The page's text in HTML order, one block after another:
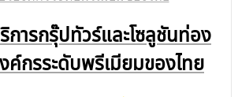
การกรุ๊ปทัวร์และโซลูชันท่อง
ค์กรระดับพรีเมียมของไทย